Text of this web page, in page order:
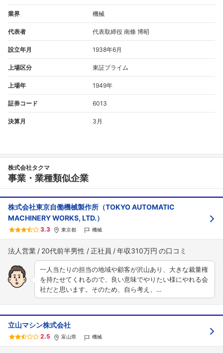
業界 機械
代表者 代表取締役 南條 博昭
設立年月 1938年6月
上場区分 東証プライム
上場年 1949年
証券コード 6013
決算月 3月
株式会社タクマ
事業・業種類似企業
株式会社東京自働機械製作所（TOKYO AUTOMATIC
MACHINERY WORKS, LTD.）
3.3 東京都 機械
法人営業 20代前半男性 正社員 年収310万円
一人当たりの担当の地域や顧客が沢山あり、大きな裁量権
を持たせてくれるので、良い意味でやりたい様にやれる会
社だと思います。そのため、自ら考え、…
立山マシン株式会社
2.5 富山県 機械